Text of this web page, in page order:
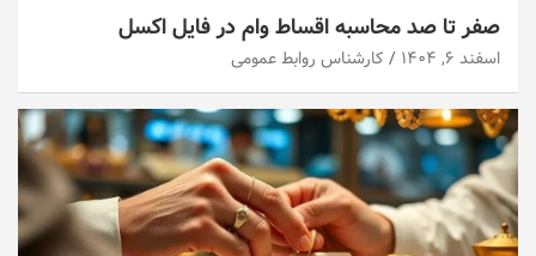
صفر تا صد محاسبه اقساط وام در فایل اکسل
اسفند ۶, ۱۴۰۴ کارشناس روابط عمومی